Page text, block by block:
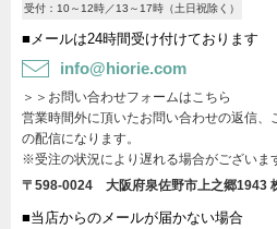
受付：10～12時／13～17時（土日祝除く）
■メールは24時間受け付けております
info@hiorie.com
＞＞お問い合わせフォームはこちら
営業時間外に頂いたお問い合わせの返信
の配信になります。
※受注の状況により遅れる場合がございま
〒598-0024 大阪府泉佐野市上之郷1943
■当店からのメールが届かない場合